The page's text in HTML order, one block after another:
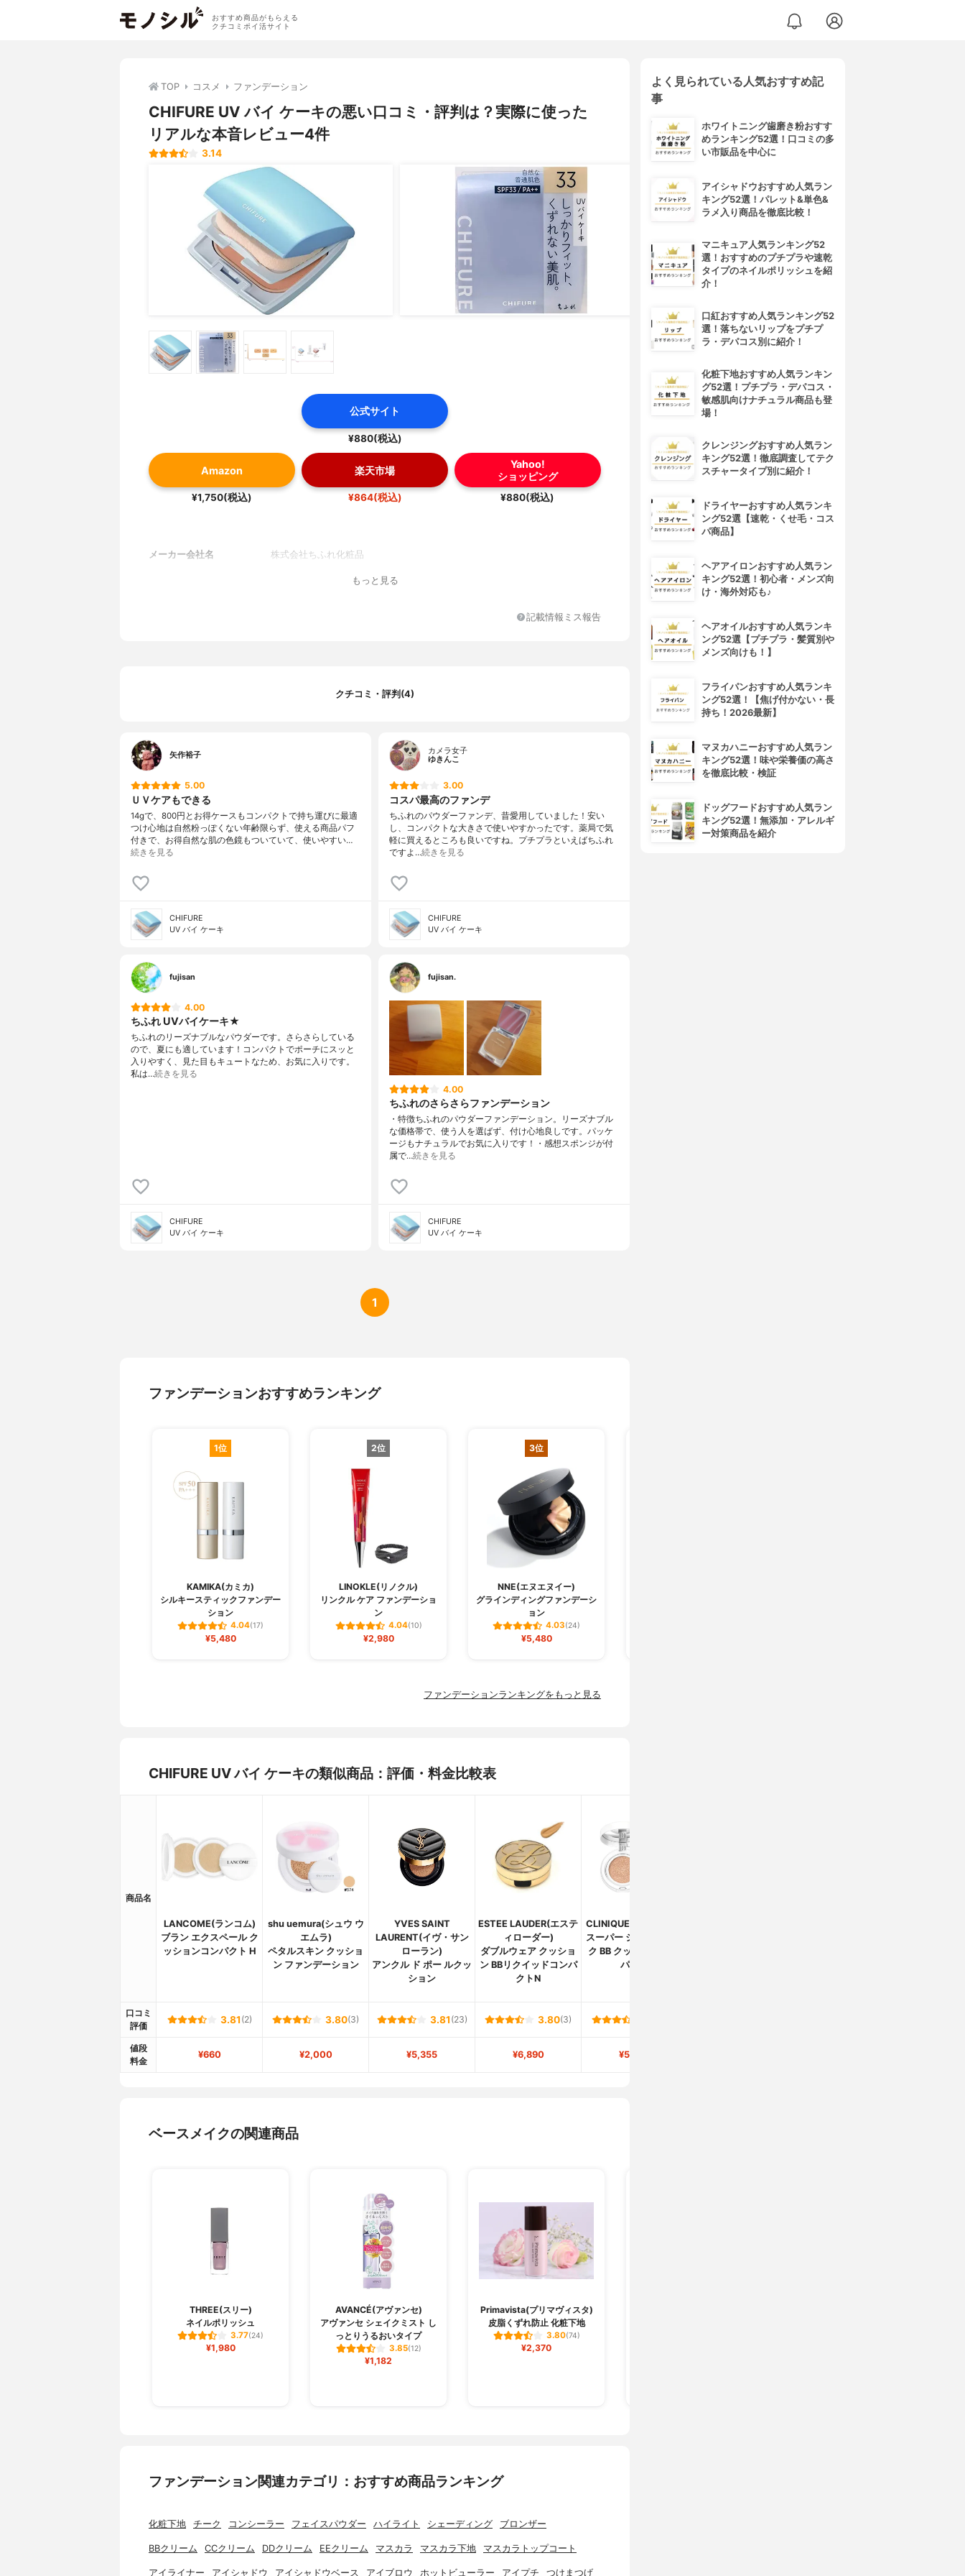
おすすめ商品がもらえる
クチコミポイ活サイト
TOP コスメ ファンデーション
CHIFURE UV バイ ケーキの悪い口コミ・評判は？実際に使った
リアルな本音レビュー4件
3.14
公式サイト
¥880(税込)
Amazon
¥1,750(税込)
楽天市場
¥864(税込)
Yahoo!
ショッピング
¥880(税込)
メーカー会社名 株式会社ちふれ化粧品
もっと見る
記載情報ミス報告
クチコミ・評判(4)
矢作裕子
5.00
ＵＶケアもできる
14gで、800円とお得ケースもコンパクトで持ち運びに最適
つけ心地は自然粉っぽくない年齢限らず、使える商品パフ
付きで、お得自然な肌の色鏡もついていて、使いやすい…
続きを見る
CHIFURE
UV バイ ケーキ
カメラ女子
ゆきんこ
3.00
コスパ最高のファンデ
ちふれのパウダーファンデ、昔愛用していました！安い
し、コンパクトな大きさで使いやすかったです。薬局で気
軽に買えるところも良いですね。プチプラといえばちふれ
ですよ…続きを見る
CHIFURE
UV バイ ケーキ
fujisan
4.00
ちふれ UVバイケーキ★
ちふれのリーズナブルなパウダーです。さらさらしている
ので、夏にも適しています！コンパクトでポーチにスッと
入りやすく、見た目もキュートなため、お気に入りです。
私は…続きを見る
CHIFURE
UV バイ ケーキ
fujisan.
4.00
ちふれのさらさらファンデーション
・特徴ちふれのパウダーファンデーション。リーズナブル
な価格帯で、使う人を選ばず、付け心地良しです。パッケ
ージもナチュラルでお気に入りです！・感想スポンジが付
属で…続きを見る
CHIFURE
UV バイ ケーキ
1
ファンデーションおすすめランキング
1位
KAMIKA(カミカ)
シルキースティックファンデー
ション
4.04(17)
¥5,480
2位
LINOKLE(リノクル)
リンクル ケア ファンデーショ
ン
4.04(10)
¥2,980
3位
NNE(エヌエヌイー)
グラインディングファンデーシ
ョン
4.03(24)
¥5,480
ファンデーションランキングをもっと見る
CHIFURE UV バイ ケーキの類似商品：評価・料金比較表
商品名
LANCOME(ランコム)
ブラン エクスペール ク
ッションコンパクト H
shu uemura(シュウ ウ
エムラ)
ペタルスキン クッショ
ン ファンデーション
YVES SAINT
LAURENT(イヴ・サン
ローラン)
アンクル ド ポー ルクッ
ション
ESTEE LAUDER(エステ
ィローダー)
ダブルウェア クッショ
ン BBリクイッドコンパ
クトN
CLINIQUE(クリニーク)
スーパー シティ ブロッ
ク BB クッション コン
パクト
口コミ
評価
3.81 (2) 3.80(3) 3.81 (23) 3.80(3)
値段
料金
¥660 ¥2,000 ¥5,355 ¥6,890 ¥5,830
ベースメイクの関連商品
THREE(スリー)
ネイルポリッシュ
3.77(24)
¥1,980
AVANCÉ(アヴァンセ)
アヴァンセ シェイクミスト し
っとりうるおいタイプ
3.85(12)
¥1,182
Primavista(プリマヴィスタ)
皮脂くずれ防止 化粧下地
3.80(74)
¥2,370
ファンデーション関連カテゴリ：おすすめ商品ランキング
化粧下地 チーク コンシーラー フェイスパウダー ハイライト シェーディング ブロンザー
BBクリーム CCクリーム DDクリーム EEクリーム マスカラ マスカラ下地 マスカラトップコート
アイライナー アイシャドウ アイシャドウベース アイブロウ ホットビューラー アイプチ つけまつげ
よく見られている人気おすすめ記
事
ホワイトニング歯磨き粉おすす
めランキング52選！口コミの多
い市販品を中心に
アイシャドウおすすめ人気ラン
キング52選！パレット&単色&
ラメ入り商品を徹底比較！
マニキュア人気ランキング52
選！おすすめのプチプラや速乾
タイプのネイルポリッシュを紹
介！
口紅おすすめ人気ランキング52
選！落ちないリップをプチプ
ラ・デパコス別に紹介！
化粧下地おすすめ人気ランキン
グ52選！プチプラ・デパコス・
敏感肌向けナチュラル商品も登
場！
クレンジングおすすめ人気ラン
キング52選！徹底調査してテク
スチャータイプ別に紹介！
ドライヤーおすすめ人気ランキ
ング52選【速乾・くせ毛・コス
パ商品】
ヘアアイロンおすすめ人気ラン
キング52選！初心者・メンズ向
け・海外対応も♪
ヘアオイルおすすめ人気ランキ
ング52選【プチプラ・髪質別や
メンズ向けも！】
フライパンおすすめ人気ランキ
ング52選！【焦げ付かない・長
持ち！2026最新】
マヌカハニーおすすめ人気ラン
キング52選！味や栄養価の高さ
を徹底比較・検証
ドッグフードおすすめ人気ラン
キング52選！無添加・アレルギ
ー対策商品を紹介